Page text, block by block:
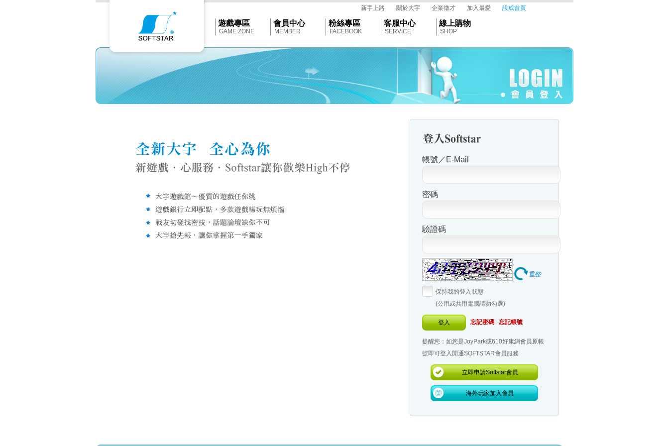
Softstar
新手上路 關於大宇 企業徵才 加入最愛 設成首頁
遊戲專區
GAME ZONE
會員中心
MEMBER
粉絲專區
FACEBOOK
客服中心
SERVICE
線上購物
SHOP
帳號／E-Mail
密碼
驗證碼
重整
保持我的登入狀態
(公用或共用電腦請勿勾選)
登入 忘記密碼 忘記帳號
提醒您：如您是JoyPark或610好康網會員原帳
號即可登入開通SOFTSTAR會員服務
立即申請Softstar會員
海外玩家加入會員